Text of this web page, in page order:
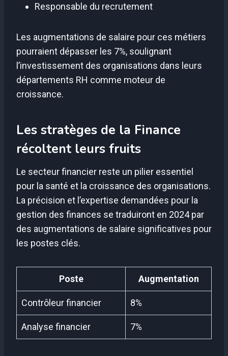
Responsable du recrutement
Les augmentations de salaire pour ces métiers
pourraient dépasser les 7%, soulignant
l’investissement des organisations dans leurs
départements RH comme moteur de
croissance.
Les stratèges de la Finance
récoltent leurs fruits
Le secteur financier reste un pilier essentiel
pour la santé et la croissance des organisations.
La précision et l’expertise demandées pour la
gestion des finances se traduiront en 2024 par
des augmentations de salaire significatives pour
les postes clés.
Poste Augmentation
Contrôleur financier 8%
Analyse financier 7%